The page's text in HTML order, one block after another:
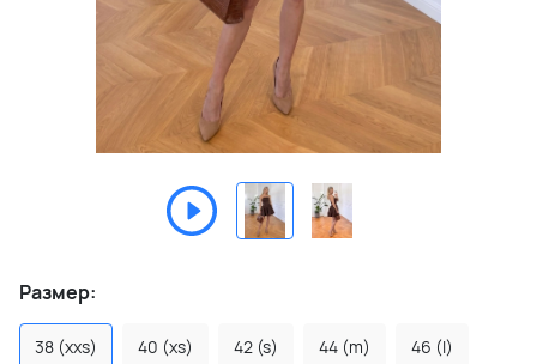
Размер:
38 (xxs) 40 (xs) 42 (s) 44 (m) 46 (l)